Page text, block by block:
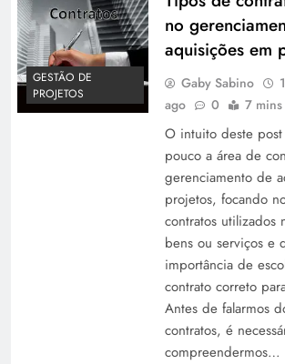
GESTÃO DE
PROJETOS
no
aquisições em
Gaby Sabino
ago
0 7 mins
O intuito deste
pouco a área de
gerenciamento de
projetos, focando
contratos utilizados
bens ou serviços e
importância de
contrato correto
Antes de falarmos
contratos, é
compreendermos…